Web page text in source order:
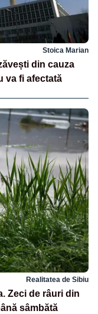
Stoica Marian
din cauza
va fi afectată
Realitatea de Sibiu
Zeci de râuri din
sâmbătă